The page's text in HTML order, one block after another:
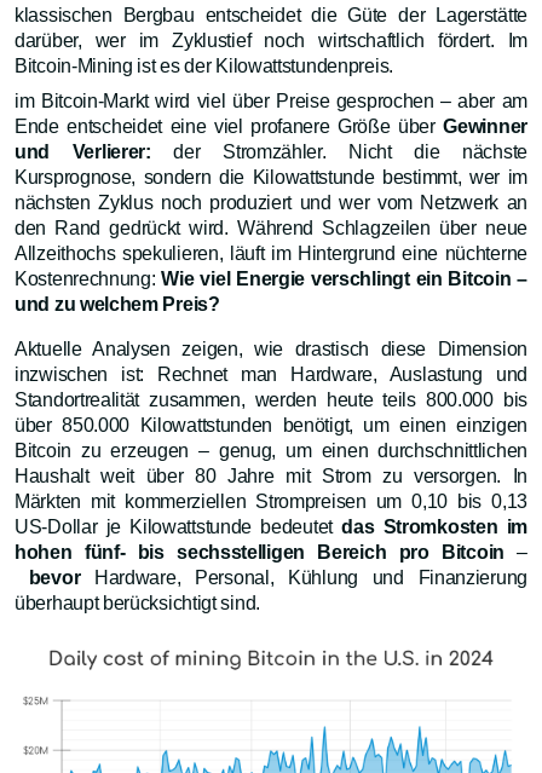
klassischen Bergbau entscheidet die Güte der Lagerstätte
darüber, wer im Zyklustief noch wirtschaftlich fördert. Im
Bitcoin-Mining ist es der Kilowattstundenpreis.
im Bitcoin-Markt wird viel über Preise gesprochen – aber am
Ende entscheidet eine viel profanere Größe überGewinner
und Verlierer: der Stromzähler. Nicht die nächste
Kursprognose, sondern die Kilowattstunde bestimmt, wer im
nächsten Zyklus noch produziert und wer vom Netzwerk an
den Rand gedrückt wird. Während Schlagzeilen über neue
Allzeithochs spekulieren, läuft im Hintergrund eine nüchterne
Kostenrechnung:Wie viel Energie verschlingt ein Bitcoin –
und zu welchem Preis?
Aktuelle Analysen zeigen, wie drastisch diese Dimension
inzwischen ist: Rechnet man Hardware, Auslastung und
Standortrealität zusammen, werden heute teils 800.000 bis
über 850.000 Kilowattstunden benötigt, um einen einzigen
Bitcoin zu erzeugen – genug, um einen durchschnittlichen
Haushalt weit über 80 Jahre mit Strom zu versorgen. In
Märkten mit kommerziellen Strompreisen um 0,10 bis 0,13
US‑Dollar je Kilowattstunde bedeutetdas Stromkosten im
hohen fünf- bis sechsstelligen Bereich pro Bitcoin –
bevorHardware, Personal, Kühlung und Finanzierung
überhaupt berücksichtigt sind.